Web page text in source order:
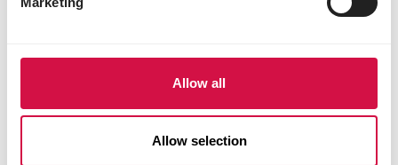
Allow all
Allow selection